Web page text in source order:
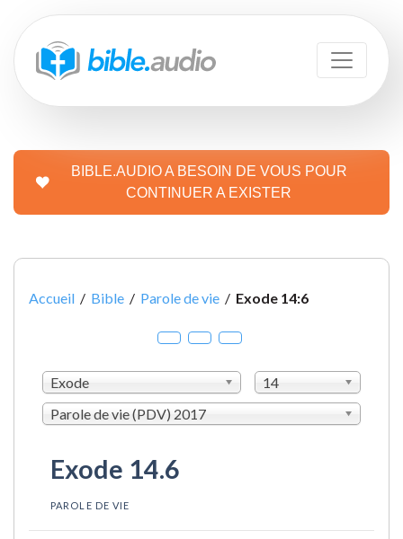
BIBLE.AUDIO A BESOIN DE VOUS POUR
CONTINUER A EXISTER
Accueil / Bible / Parole de vie / Exode 14:6
Exode
14
Parole de vie (PDV) 2017
Exode 14.6
PAROLE DE VIE